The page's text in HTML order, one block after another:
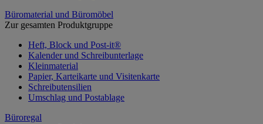
Büromaterial und Büromöbel
Zur gesamten Produktgruppe
Heft, Block und Post-it®
Kalender und Schreibunterlage
Kleinmaterial
Papier, Karteikarte und Visitenkarte
Schreibutensilien
Umschlag und Postablage
Büroregal